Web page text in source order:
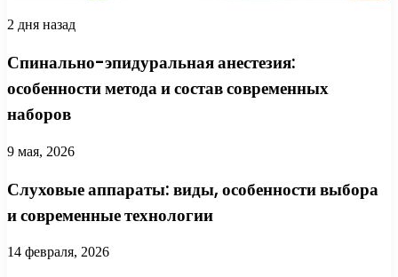
2 дня назад
Спинально-эпидуральная анестезия:
особенности метода и состав современных
наборов
9 мая, 2026
Слуховые аппараты: виды, особенности выбора
и современные технологии
14 февраля, 2026